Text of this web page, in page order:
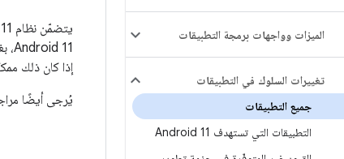
الميزات وواجهات برمجة التطبيقات
تغييرات السلوك في التطبيقات
جميع التطبيقات
التطبيقات التي تستهدف Android 11
يتضمّن نظام Android 11 تغييرات في السلوك قد تؤثّر في تطبيقك. تنطبق تغييرات السلوك التالية على
Android 11، بغض النظر عن
إذا كان ذلك
يُرجى أيضًا